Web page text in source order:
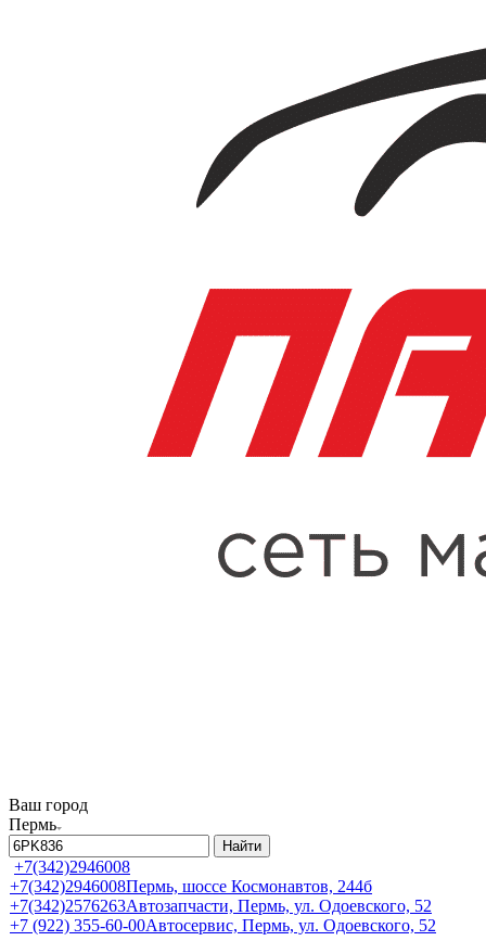
Ваш город
Пермь
Найти
+7(342)2946008
+7(342)2946008Пермь, шоссе Космонавтов, 244б
+7(342)2576263Автозапчасти, Пермь, ул. Одоевского, 52
+7 (922) 355-60-00Автосервис, Пермь, ул. Одоевского, 52